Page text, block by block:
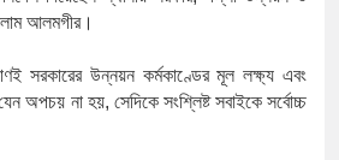
এর ফ্রিডম ব্র্যান্ড, বাড়ল ক্যাম্পেইনের
সংবিধান অনুযায়ী যথাসময়ে
আলমগীর।
সরকারের উন্নয়ন কর্মকাণ্ডের মূল লক্ষ্য এবং
অপচয় না হয়, সেদিকে সংশ্লিষ্ট সবাইকে সর্বোচ্চ